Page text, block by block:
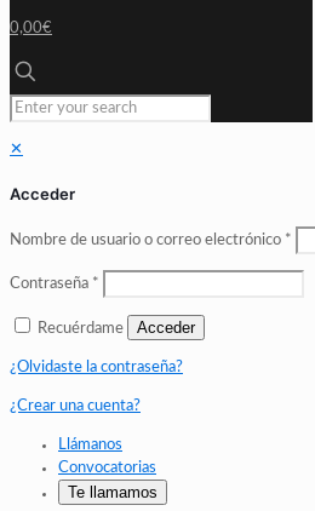
0,00€
✕
Acceder
Nombre de usuario o correo electrónico *
Contraseña *
Recuérdame Acceder
¿Olvidaste la contraseña?
¿Crear una cuenta?
Llámanos
Convocatorias
Te llamamos